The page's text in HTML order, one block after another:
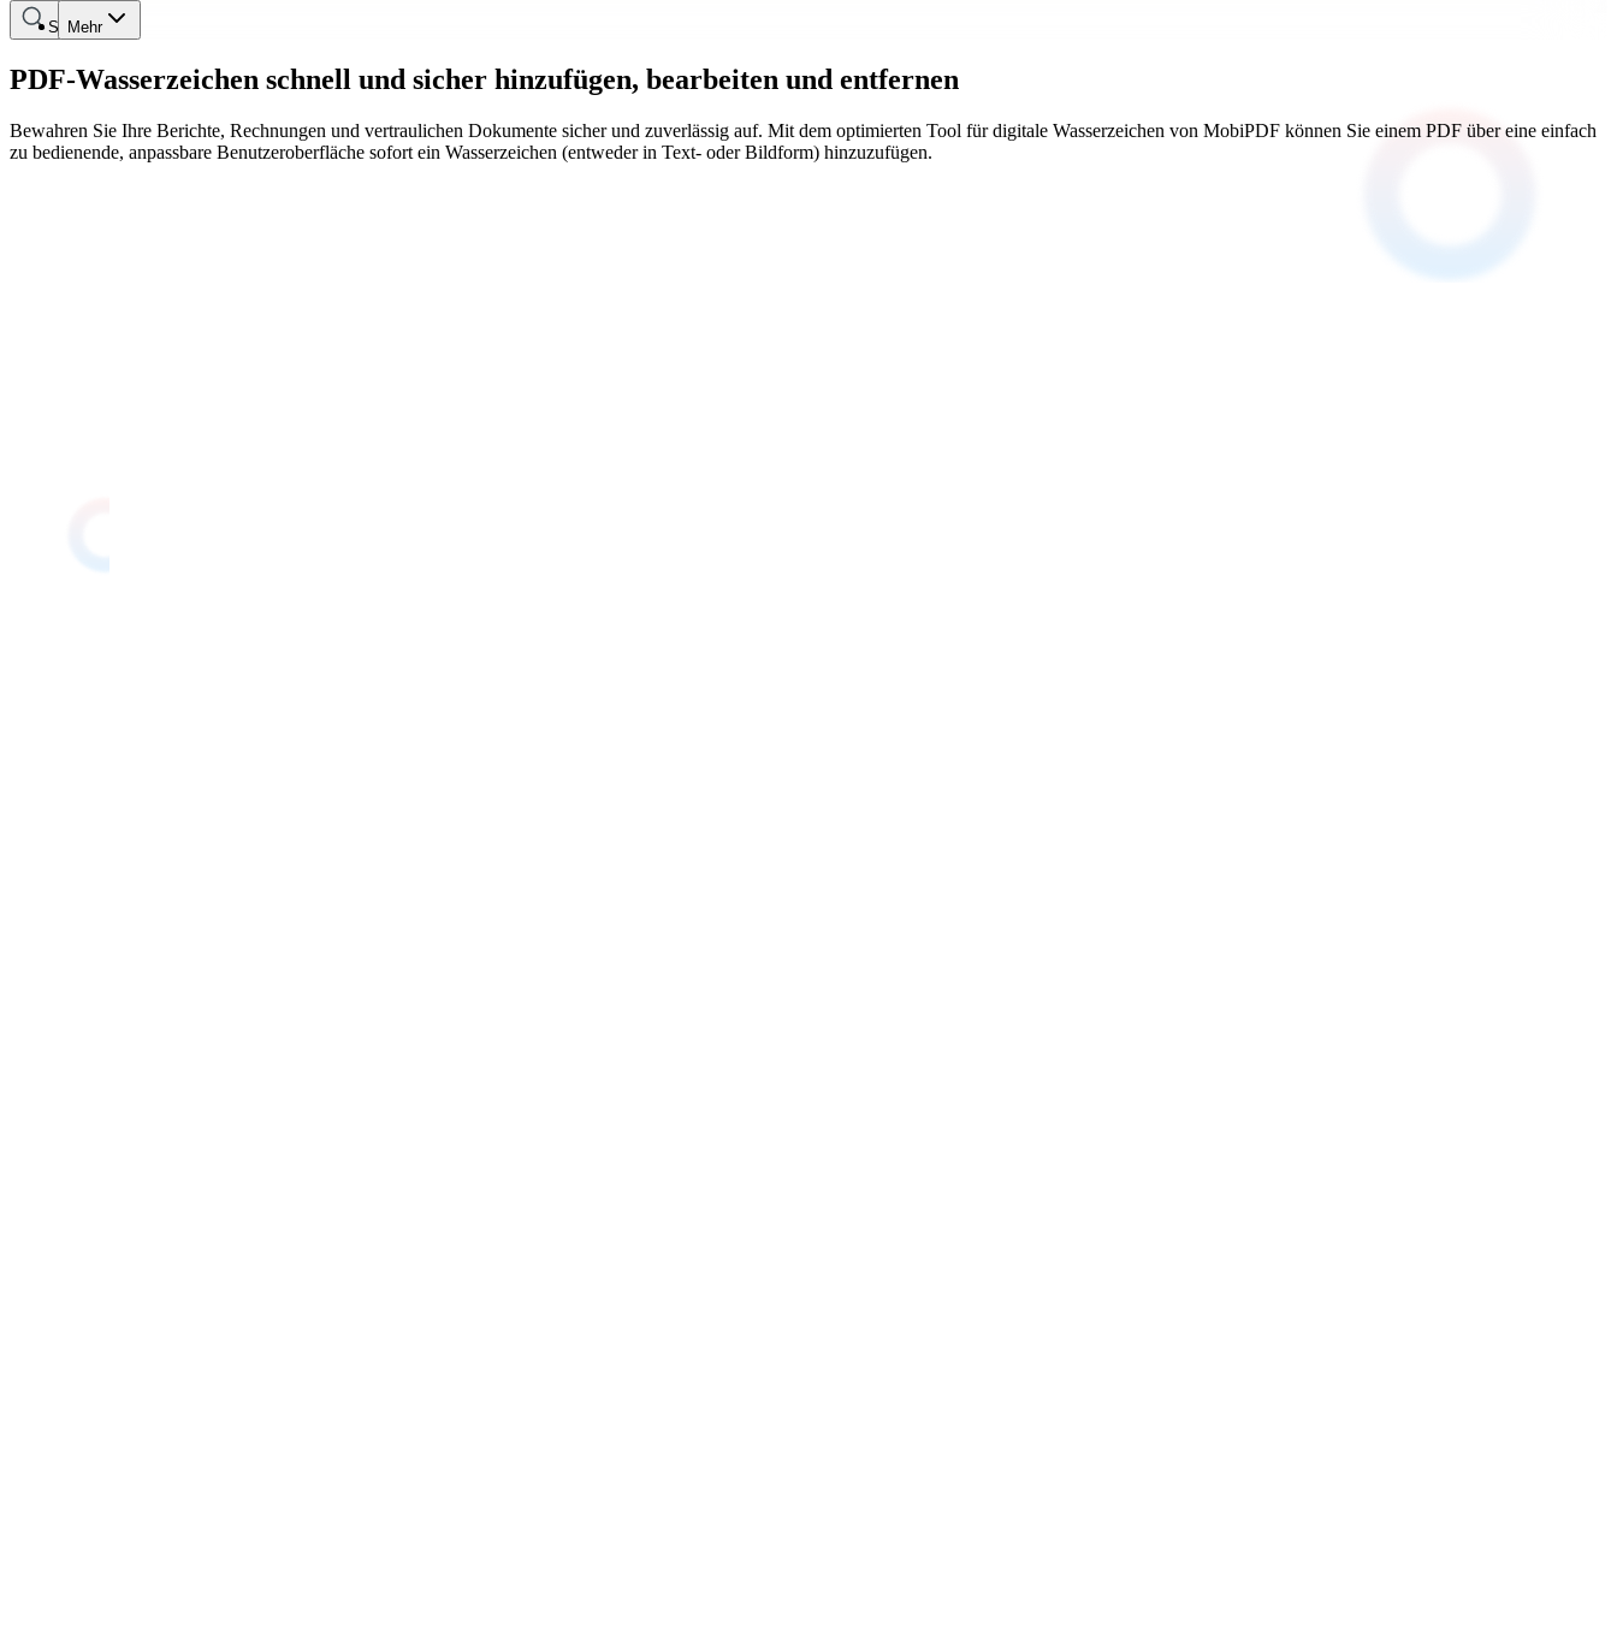
Mehr
Suche
PDF-Wasserzeichen schnell und sicher hinzufügen, bearbeiten und entfernen
Bewahren Sie Ihre Berichte, Rechnungen und vertraulichen Dokumente sicher und zuverlässig auf. Mit dem optimierten Tool für digitale Wasserzeichen von MobiPDF können Sie einem PDF über eine einfach
zu bedienende, anpassbare Benutzeroberfläche sofort ein Wasserzeichen (entweder in Text- oder Bildform) hinzuzufügen.